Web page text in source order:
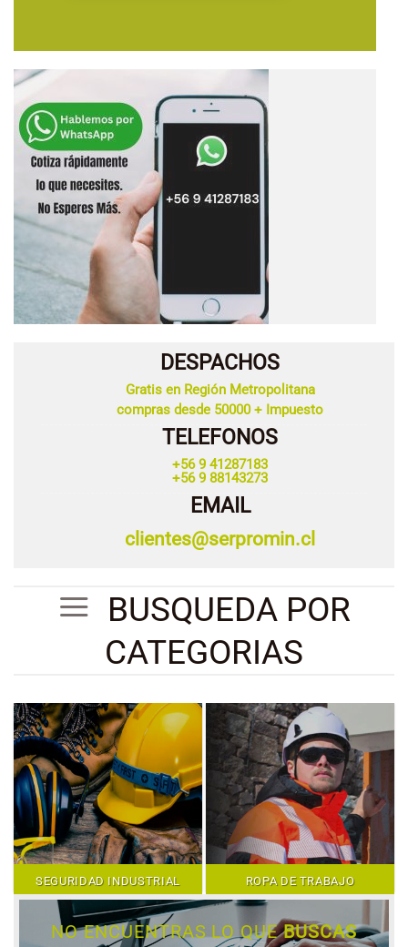
DESPACHOS
Gratis en Región Metropolitana
compras desde 50000 + Impuesto
TELEFONOS
+56 9 41287183
+56 9 88143273
EMAIL
clientes@serpromin.cl
BUSQUEDA POR
CATEGORIAS
SEGURIDAD INDUSTRIAL ROPA DE TRABAJO
NO ENCUENTRAS LO QUEBUSCAS